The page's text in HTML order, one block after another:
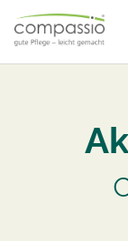
content